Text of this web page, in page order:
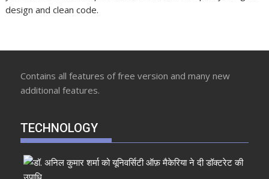
design and clean code.
Contains all features of free version and many new
additional features.
TECHNOLOGY